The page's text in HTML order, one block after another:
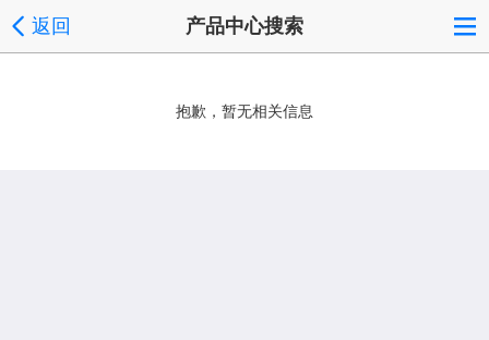
返回 产品中心搜索
抱歉，暂无相关信息